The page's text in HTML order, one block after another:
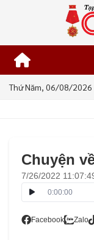
Thứ Năm, 06/08/2026
Chuyện
7/26/2022
0:00:00
Facebook Zalo